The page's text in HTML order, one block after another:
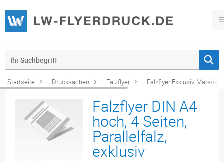
Startseite Drucksachen Falzflyer Falzflyer Exklusiv-Material
Falzflyer DIN A4
hoch, 4 Seiten,
Parallelfalz,
exklusiv